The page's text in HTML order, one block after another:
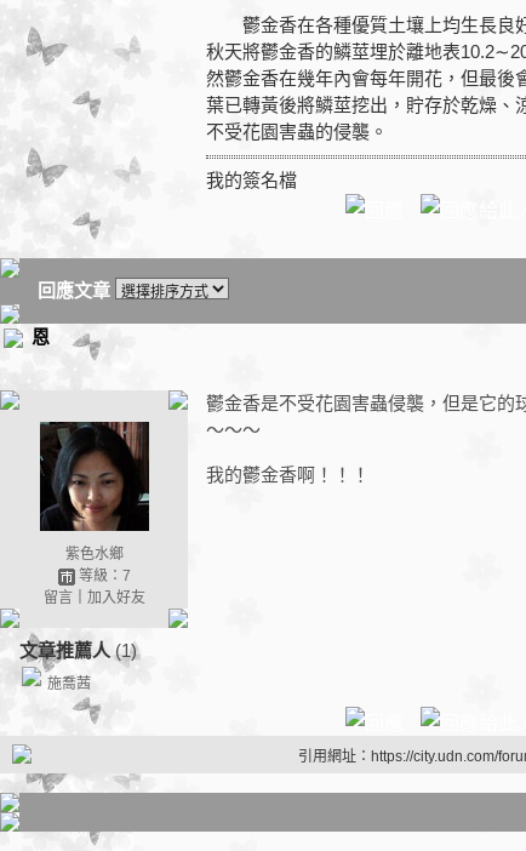
鬱金香在各種優質土壤上均生長良
秋天將鬱金香的鱗莖埋於離地表
然鬱金香在幾年內會每年開花，但最後
葉已轉黃後將鱗莖挖出，貯存於乾燥、
不受花園害蟲的侵襲。
我的簽名檔
回應文章
恩
紫色水鄉
等級：7
留言｜ 加入好友
文章推薦人(1)
施喬茜
鬱金香是不受花園害蟲侵襲，但是它的
～～～
我的鬱金香啊！！！
引用網址：https://city.udn.com/